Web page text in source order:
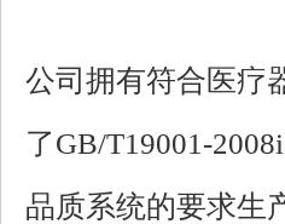
公司拥有符合医疗
了GB/T19001-
品质系统的要求生